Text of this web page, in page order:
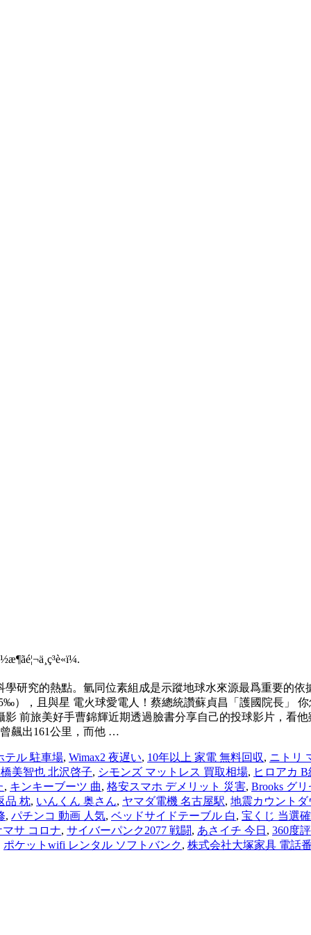
研究的熱點。氫同位素組成是示蹤地球水來源最爲重要的
），且與星 電火球愛電人！蔡總統讚蘇貞昌「護國院長」
前旅美好手曹錦輝近期透過臉書分享自己的投球影片，看
飆出161公里，而他 …
テル 駐車場, Wimax2 夜遅い, 10年以上 家電 無料回収, ニトリ
美智也 北沢啓子, シモンズ マットレス 買取相場, ヒロアカ
, キンキーブーツ 曲, 格安スマホ デメリット 災害, Brooks グ
品 枕, いんくん 奥さん, ヤマダ電機 名古屋駅, 地震カウントダ
, パチンコ 動画 人気, ベッドサイドテーブル 白, 宝くじ 当選
マサ コロナ, サイバーパンク2077 戦闘, あさイチ 今日 , 360度
ポケットwifi レンタル ソフトバンク, 株式会社大塚家具 電話